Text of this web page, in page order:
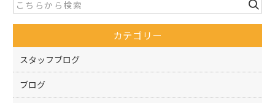
b
o
o
k
カテゴリー
スタッフブログ
ブログ